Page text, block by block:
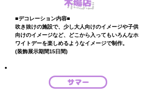
木場店
■デコレーション内容■
​吹き抜けの施設で、少し大人向けのイメージや子供
向けのイメージなど、どこから入ってもいろんなホ
ワイトデーを楽しめるようなイメージで制作。
(装飾展示期間15日間)
サマー